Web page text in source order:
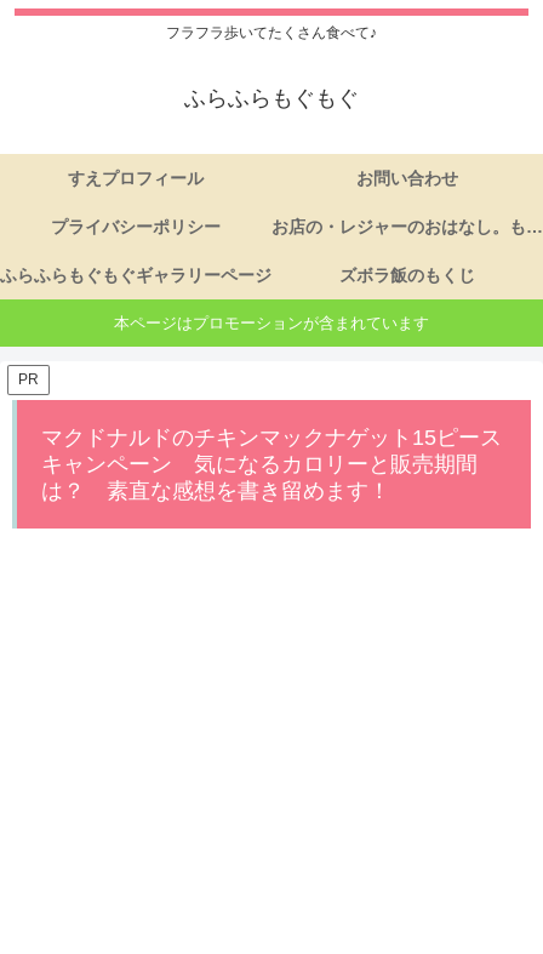
フラフラ歩いてたくさん食べて♪
ふらふらもぐもぐ
すえプロフィール お問い合わせ
プライバシーポリシー お店の・レジャーのおはなし。もくじ
ふらふらもぐもぐギャラリーページ ズボラ飯のもくじ
本ページはプロモーションが含まれています
PR
マクドナルドのチキンマックナゲット15ピース
キャンペーン 気になるカロリーと販売期間
は？ 素直な感想を書き留めます！